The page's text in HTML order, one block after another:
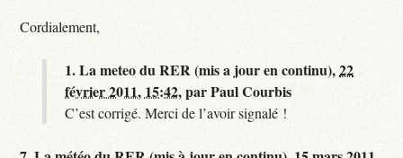
Cordialement,
1.La meteo du RER (mis a jour en continu),22
février 2011, 15:42,parPaul Courbis
C’est corrigé. Merci de l’avoir signalé !